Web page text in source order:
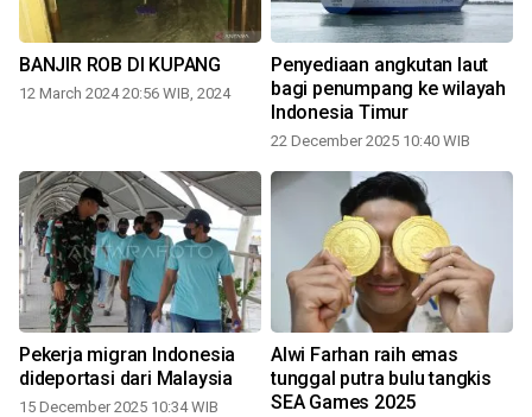
BANJIR ROB DI KUPANG
12 March 2024 20:56 WIB, 2024
Penyediaan angkutan laut
bagi penumpang ke wilayah
Indonesia Timur
22 December 2025 10:40 WIB
Pekerja migran Indonesia
dideportasi dari Malaysia
15 December 2025 10:34 WIB
Alwi Farhan raih emas
tunggal putra bulu tangkis
SEA Games 2025